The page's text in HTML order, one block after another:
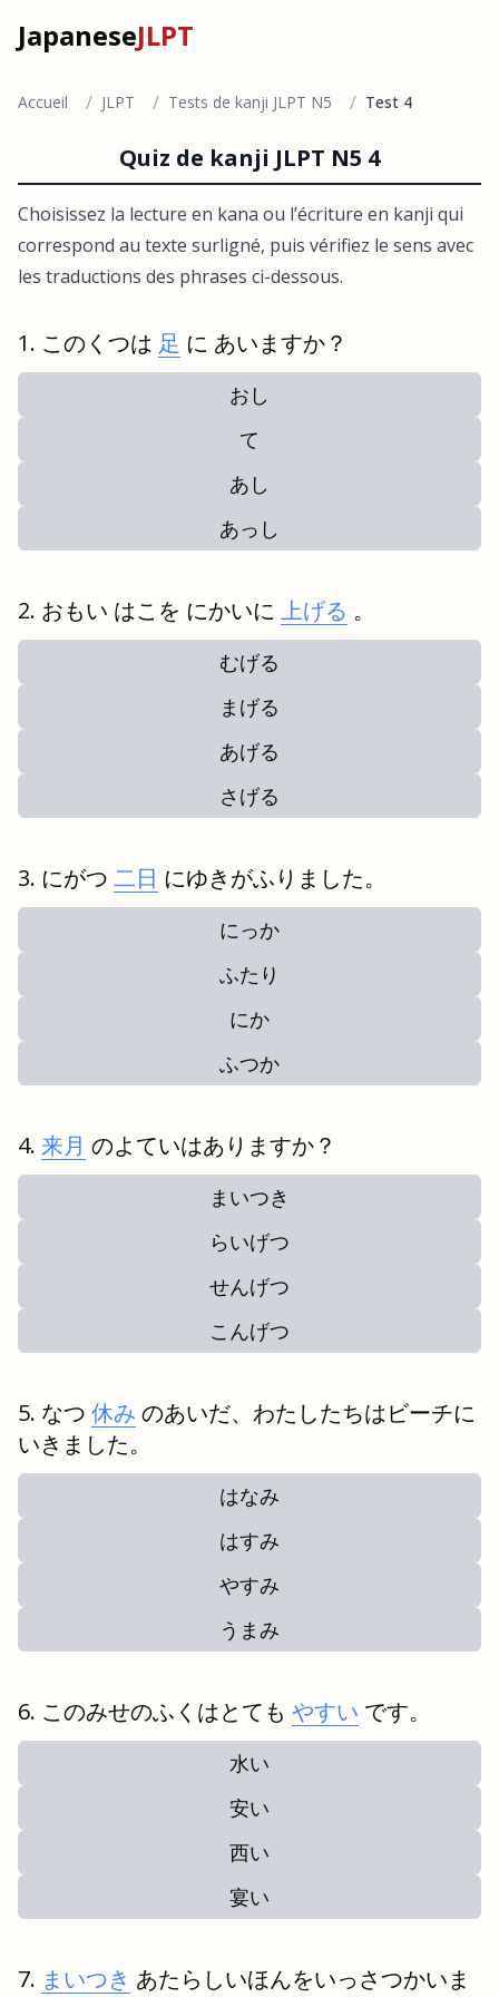
JapaneseJLPT
Accueil / JLPT / Tests de kanji JLPT N5 / Test 4
Quiz de kanji JLPT N5 4
Choisissez la lecture en kana ou l’écriture en kanji qui
correspond au texte surligné, puis vérifiez le sens avec
les traductions des phrases ci-dessous.
このくつは 足 に あいますか？
おし
て
あし
あっし
おもい はこを にかいに 上げる 。
むげる
まげる
あげる
さげる
にがつ 二日 にゆきがふりました。
にっか
ふたり
にか
ふつか
来月 のよていはありますか？
まいつき
らいげつ
せんげつ
こんげつ
なつ 休み のあいだ、わたしたちはビーチに
いきました。
はなみ
はすみ
やすみ
うまみ
このみせのふくはとても やすい です。
水い
安い
西い
宴い
まいつき あたらしいほんをいっさつかいま